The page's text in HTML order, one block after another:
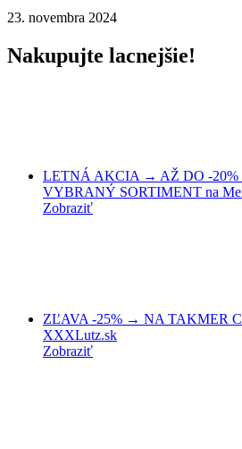
23. novembra 2024
Nakupujte lacnejšie!
LETNÁ AKCIA → AŽ DO -20%
VYBRANÝ SORTIMENT na
Zobraziť
ZĽAVA -25% → NA TAKMER
XXXLutz.sk
Zobraziť